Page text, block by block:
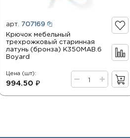
арт. 707169
Крючок мебельный
трехрожковый старинная
латунь (бронза) K350MAB.6
Boyard
Цена (шт):
994.50 ₽